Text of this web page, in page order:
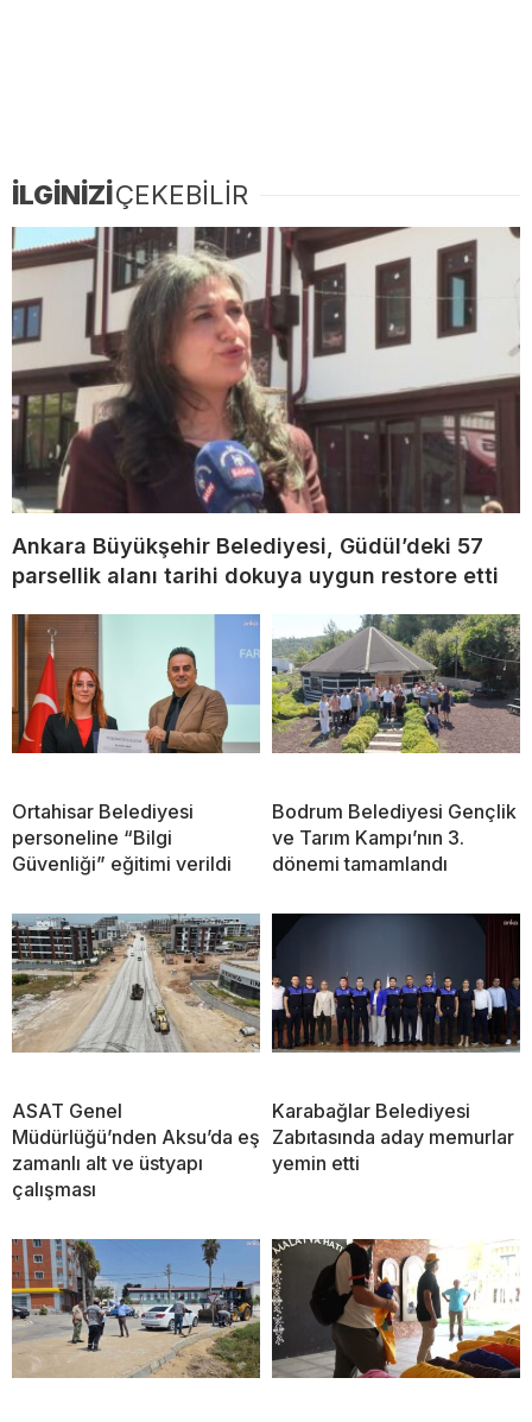
İLGİNİZİÇEKEBİLİR
Ankara Büyükşehir Belediyesi, Güdül’deki 57
parsellik alanı tarihi dokuya uygun restore etti
Ortahisar Belediyesi
personeline “Bilgi
Güvenliği” eğitimi verildi
Bodrum Belediyesi Gençlik
ve Tarım Kampı’nın 3.
dönemi tamamlandı
ASAT Genel
Müdürlüğü’nden Aksu’da eş
zamanlı alt ve üstyapı
çalışması
Karabağlar Belediyesi
Zabıtasında aday memurlar
yemin etti